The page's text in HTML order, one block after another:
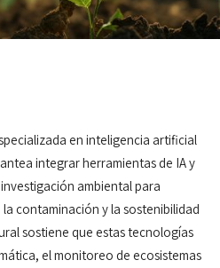
en inteligencia artificial
integrar herramientas de IA y
ambiental para
contaminación y la sostenibilidad
sostiene que estas tecnologías
el monitoreo de ecosistemas